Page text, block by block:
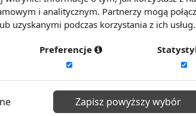
personalnej, w
pracy.
13
i analitycznym. Partnerzy mogą
uzyskanymi podczas korzystania z ich usług.
Preferencje
Zapisz powyższy wybór